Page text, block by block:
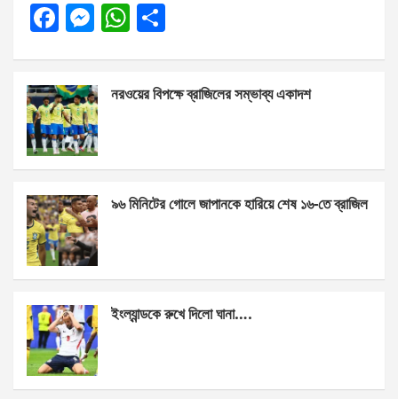
F
b
o
o
k
M
n
g
er
W
s
p
e
নরওয়ের বিপক্ষে ব্রাজিলের সম্ভাব্য একাদশ
৯৬ মিনিটের গোলে জাপানকে হারিয়ে শেষ ১৬-তে ব্রাজিল
ইংল্যান্ডকে রুখে দিলো ঘানা….